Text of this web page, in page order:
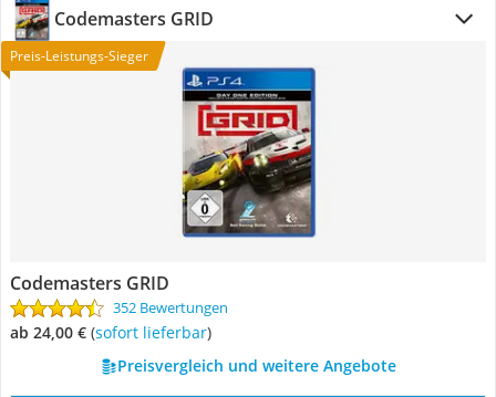
Codemasters GRID
Preis-Leistungs-Sieger
Codemasters GRID
352 Bewertungen
ab 24,00 € ( Sofort lieferbar)
Preisvergleich und weitere Angebote